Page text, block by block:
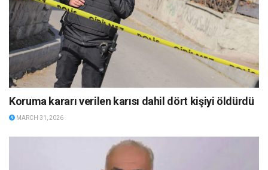
Koruma kararı verilen karısı dahil dört kişiyi öldürdü
MARCH 31, 2026